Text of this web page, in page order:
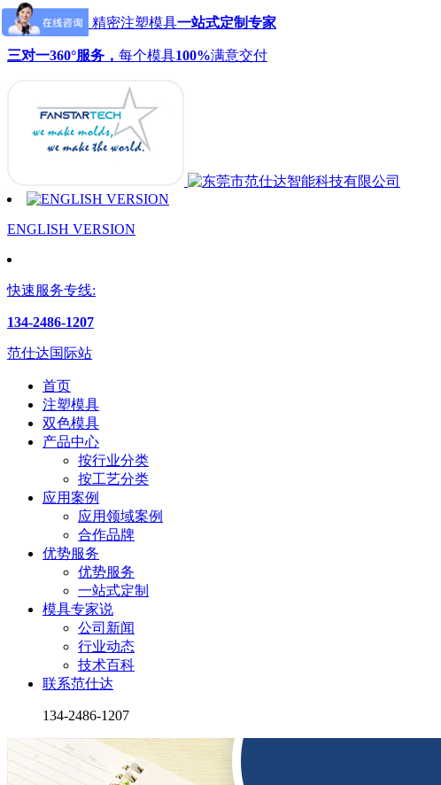
范仕达模具：精密注塑模具一站式定制专家
三对一360°服务， 每个模具100%满意交付
ENGLISH VERSION
快速服务专线:
134-2486-1207
范仕达国际站
首页
注塑模具
双色模具
产品中心
按行业分类
按工艺分类
应用案例
应用领域案例
合作品牌
优势服务
优势服务
一站式定制
模具专家说
公司新闻
行业动态
技术百科
联系范仕达
134-2486-1207